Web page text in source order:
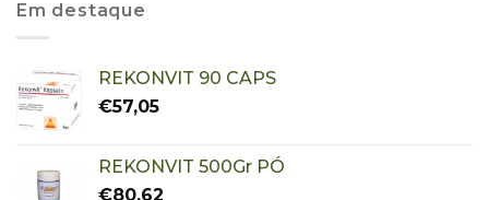
Em destaque
REKONVIT 90 CAPS
€57,05
REKONVIT 500Gr PÓ
€80,62